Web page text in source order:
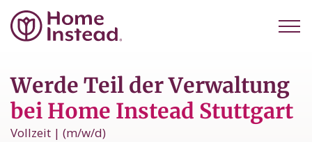
Werde Teil der Verwaltung
bei Home Instead Stuttgart
Vollzeit | (m/w/d)